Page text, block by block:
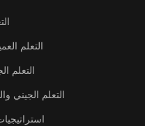
التعلم
التعلم
التعلم الجيني